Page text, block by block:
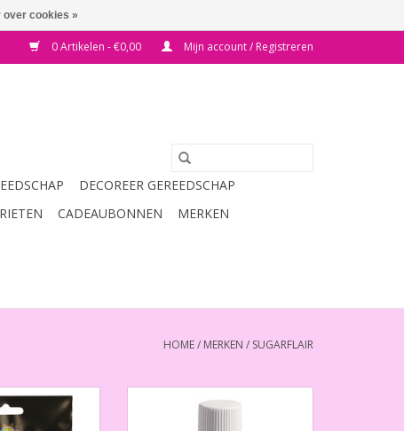
0 Artikelen - €0,00 Mijn account / Registreren
DECOREER GEREEDSCHAP
CADEAUBONNEN MERKEN
HOME/ MERKEN / SUGARFLAIR
Transfer
WINKELWAGEN
100g
over cookies »